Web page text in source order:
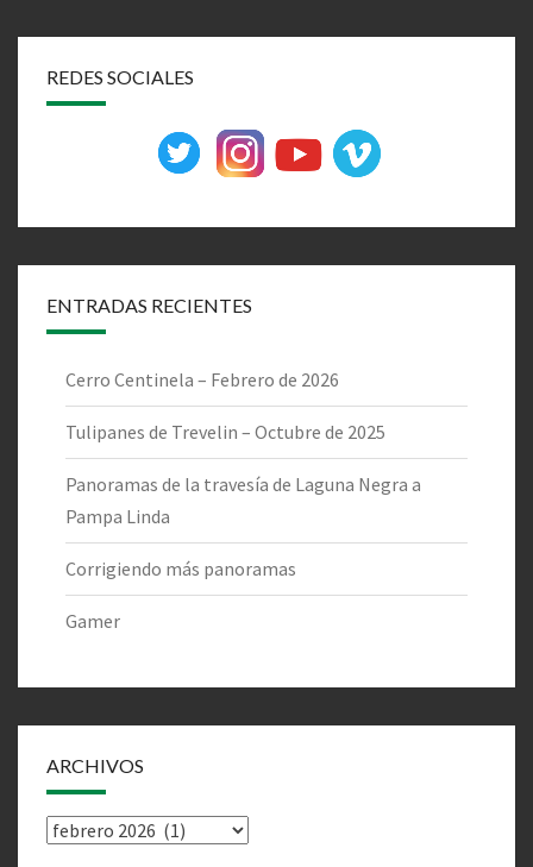
REDES SOCIALES
ENTRADAS RECIENTES
Cerro Centinela – Febrero de 2026
Tulipanes de Trevelin – Octubre de 2025
Panoramas de la travesía de Laguna Negra a
Pampa Linda
Corrigiendo más panoramas
Gamer
ARCHIVOS
Archivos